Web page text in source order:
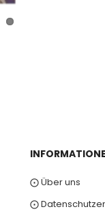
⨀ Über uns
⨀